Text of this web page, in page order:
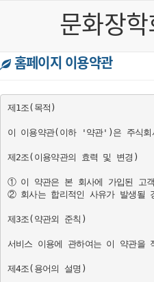
문화장학
홈페이지 이용약관
제1조(목적)
이 이용약관(이하 '약관')은 주식회
제2조(이용약관의 효력 및 변경)
① 이 약관은 본 회사에 가입된 고객
② 회사는 합리적인 사유가 발생될
제3조(약관외 준칙)
서비스 이용에 관하여는 이 약관을
제4조(용어의 설명)